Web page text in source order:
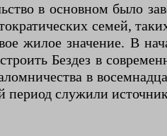
в основном было
семей,
жилое значение. В
Бездез в
в
период служили